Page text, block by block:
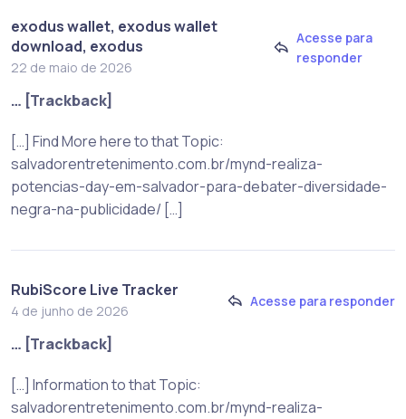
exodus wallet, exodus wallet
download, exodus
22 de maio de 2026
Acesse para
responder
… [Trackback]
[…] Find More here to that Topic:
salvadorentretenimento.com.br/mynd-realiza-
potencias-day-em-salvador-para-debater-diversidade-
negra-na-publicidade/ […]
RubiScore Live Tracker
4 de junho de 2026
Acesse para responder
… [Trackback]
[…] Information to that Topic:
salvadorentretenimento.com.br/mynd-realiza-